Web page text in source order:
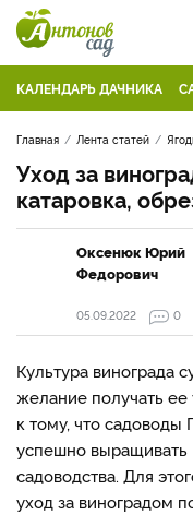
КАЛЕНДАРЬ ДАЧНИКА
Главная Лента статей
Уход за
катаровка,
Оксенюк Юрий
Федорович
05.09.2022
0
Культура винограда
желание получать
к тому, что садоводы
успешно выращивать
садоводства. Для
уход за виноградом